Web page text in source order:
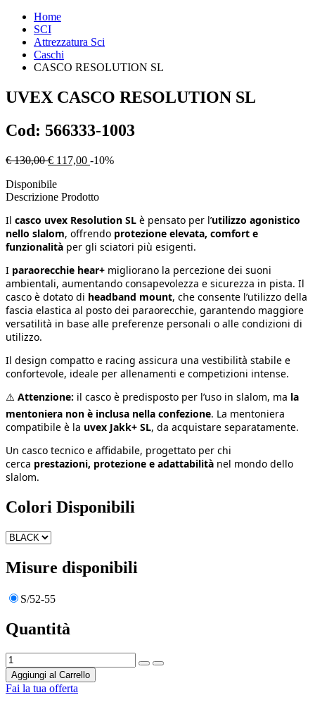
Home
SCI
Attrezzatura Sci
Caschi
CASCO RESOLUTION SL
UVEX CASCO RESOLUTION SL
Cod: 566333-1003
€ 130,00 € 117,00 -10%
Disponibile
Descrizione Prodotto
Il casco uvex Resolution SL è pensato per l’utilizzo agonistico
nello slalom, offrendo protezione elevata, comfort e
funzionalità per gli sciatori più esigenti.
I paraorecchie hear+ migliorano la percezione dei suoni
ambientali, aumentando consapevolezza e sicurezza in pista. Il
casco è dotato di headband mount, che consente l’utilizzo della
fascia elastica al posto dei paraorecchie, garantendo maggiore
versatilità in base alle preferenze personali o alle condizioni di
utilizzo.
Il design compatto e racing assicura una vestibilità stabile e
confortevole, ideale per allenamenti e competizioni intense.
⚠️ Attenzione: il casco è predisposto per l’uso in slalom, ma la
mentoniera non è inclusa nella confezione. La mentoniera
compatibile è la uvex Jakk+ SL, da acquistare separatamente.
Un casco tecnico e affidabile, progettato per chi
cerca prestazioni, protezione e adattabilità nel mondo dello
slalom.
Colori Disponibili
Misure disponibili
S/52-55
Quantità
Aggiungi al Carrello
Fai la tua offerta